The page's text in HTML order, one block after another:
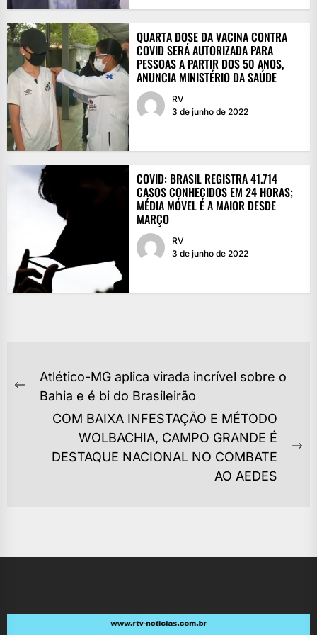
QUARTA DOSE DA VACINA CONTRA
COVID SERÁ AUTORIZADA PARA
PESSOAS A PARTIR DOS 50 ANOS,
ANUNCIA MINISTÉRIO DA SAÚDE
RV
3 de junho de 2022
COVID: BRASIL REGISTRA 41.714
CASOS CONHECIDOS EM 24 HORAS;
MÉDIA MÓVEL É A MAIOR DESDE
MARÇO
RV
3 de junho de 2022
NAVEGAÇÃO
DEPrevious
Atlético-MG aplica virada incrível sobre o
Bahia e é bi do Brasileirão
COM BAIXA INFESTAÇÃO E MÉTODO
WOLBACHIA, CAMPO GRANDE É
DESTAQUE NACIONAL NO COMBATE
AO AEDES